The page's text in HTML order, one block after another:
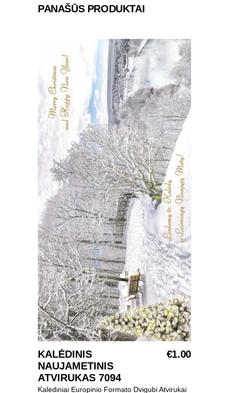
PANAŠŪS PRODUKTAI
SELECT OPTIONS
KALĖDINIS
NAUJAMETINIS
ATVIRUKAS 7094
€1.00
Kalėdiniai Europinio Formato Dvigubi Atvirukai